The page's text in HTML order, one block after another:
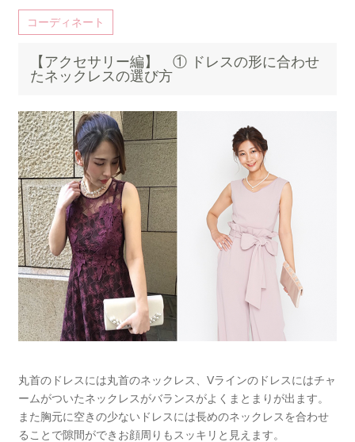
コーディネート
【アクセサリー編】 ① ドレスの形に合わせ
たネックレスの選び方
丸首のドレスには丸首のネックレス、Vラインのドレスにはチャ
ームがついたネックレスがバランスがよくまとまりが出ます。
また胸元に空きの少ないドレスには長めのネックレスを合わせ
ることで隙間ができお顔周りもスッキリと見えます。